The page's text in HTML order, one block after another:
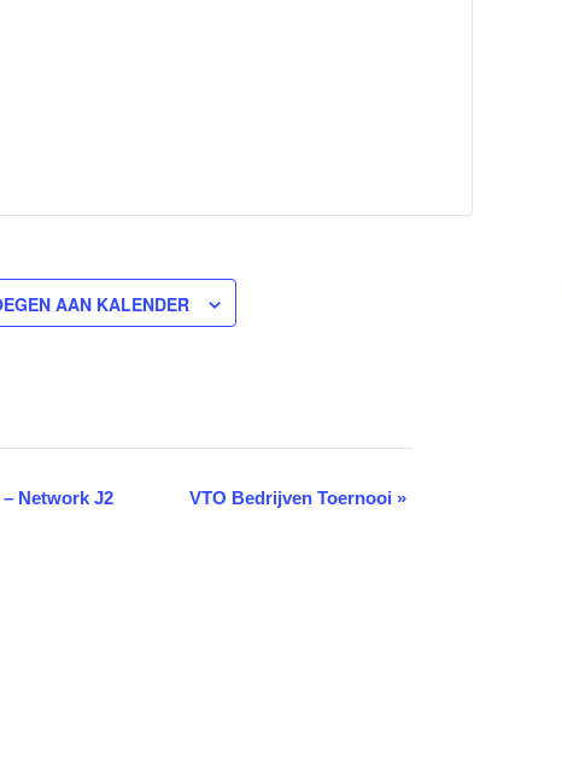
AAN KALENDER
– Network J2
VTO Bedrijven Toernooi »